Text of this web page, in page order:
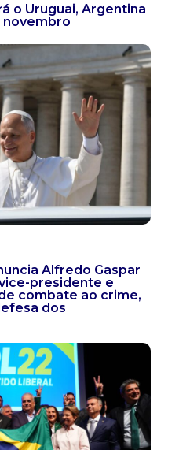
o Uruguai, Argentina
novembro
Alfredo Gaspar
presidente e
combate ao crime,
dos